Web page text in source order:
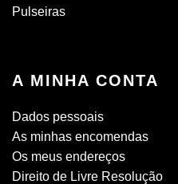
Pulseiras
A MINHA CONTA
Dados pessoais
As minhas encomendas
Os meus endereços
Direito de Livre Resolução